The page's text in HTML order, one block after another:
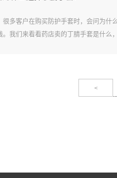
很多客户在购买防护手套时，会问为什
。我们来看看药店卖的丁腈手套是什么
<
...